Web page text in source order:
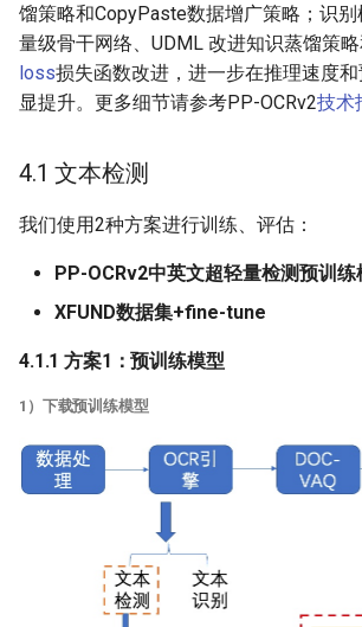
馏策略和CopyPaste数据增广策略；识别
量级骨干网络、UDML 改进知识蒸馏策
loss损失函数改进，进一步在推理速度
显提升。更多细节请参考PP-OCRv2技术
4.1 文本检测
我们使用2种方案进行训练、评估：
PP-OCRv2中英文超轻量检测预训练
XFUND数据集+fine-tune
4.1.1 方案1：预训练模型
1）下载预训练模型